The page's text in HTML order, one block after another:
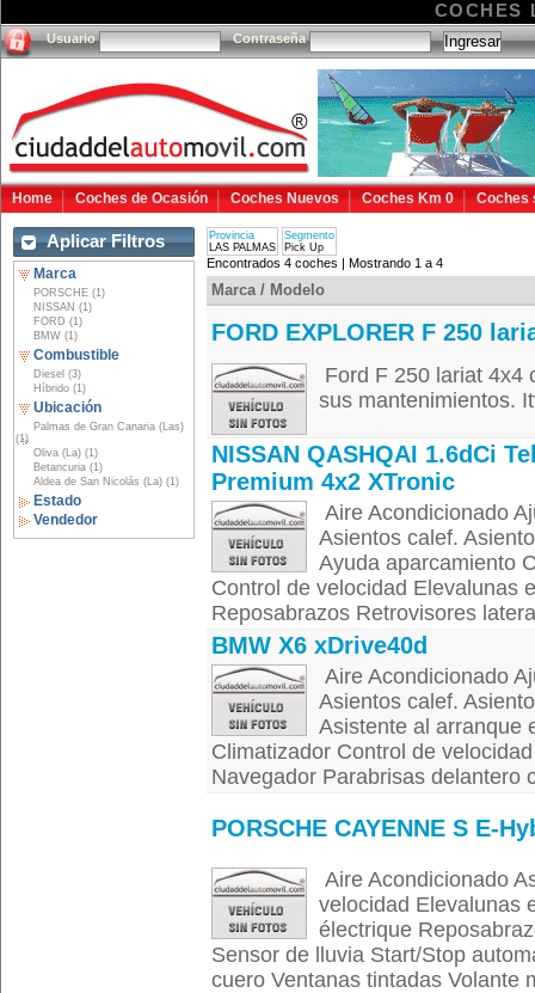
COCHES
Usuario Contraseña
Home Coches de Ocasión Coches Nuevos Coches Km 0 Coches
Aplicar Filtros
Marca
PORSCHE (1)
NISSAN (1)
FORD (1)
BMW (1)
Combustible
Diesel (3)
Híbrido (1)
Ubicación
Palmas de Gran Canaria (Las)
(1)
Oliva (La) (1)
Betancuria (1)
Aldea de San Nicolás (La) (1)
Estado
Vendedor
Provincia
LAS PALMAS
Segmento
Pick Up
Encontrados 4 coches | Mostrando 1 a 4
Marca / Modelo
FORD EXPLORER F 250
Ford F 250 lariat 4x4
sus mantenimientos.
NISSAN QASHQAI 1.6dCi
Premium 4x2 XTronic
Aire Acondicionado
Asientos calef.
Ayuda aparcamiento
Control de velocidad Elevalunas
Reposabrazos Retrovisores
BMW X6 xDrive40d
Aire Acondicionado
Asientos calef.
Asistente al arranque
Climatizador Control de
Navegador Parabrisas delantero
PORSCHE CAYENNE S E-
Aire Acondicionado
velocidad Elevalunas
électrique
Sensor de lluvia Start/Stop
cuero Ventanas tintadas Volante